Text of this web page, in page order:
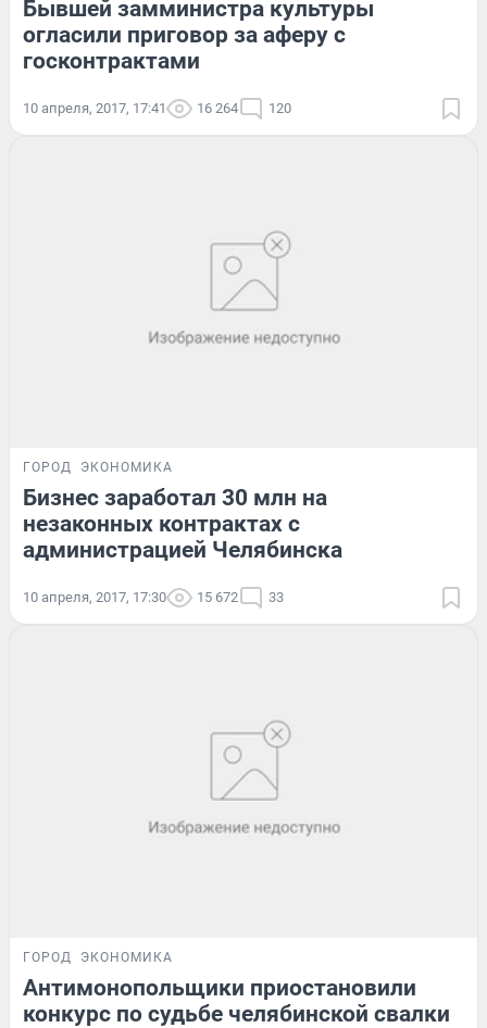
Бывшей замминистра культуры
огласили приговор за аферу с
госконтрактами
10 апреля, 2017, 17:41 16 264 120
ГОРОД ЭКОНОМИКА
Бизнес заработал 30 млн на
незаконных контрактах с
администрацией Челябинска
10 апреля, 2017, 17:30 15 672 33
ГОРОД ЭКОНОМИКА
Антимонопольщики приостановили
конкурс по судьбе челябинской свалки